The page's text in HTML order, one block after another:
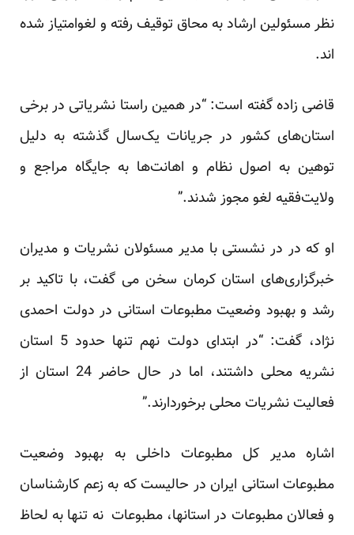
نظر مسئولین ارشاد به محاق توقیف رفته و لغوامتیاز شده
اند.
قاضی زاده گفته است: “در همین راستا نشریاتی در برخی
استان‌های کشور در جریانات یک‌سال گذشته به دلیل
توهین به اصول نظام و اهانت‌ها به جایگاه مراجع و
ولایت‌فقیه لغو مجوز شدند.”
او که در در نشستی با مدیر مسئولان نشریات و مدیران
خبرگزاری‌های استان کرمان سخن می گفت، با تاکید بر
رشد و بهبود وضعیت مطبوعات استانی در دولت احمدی
نژاد، گفت: “در ابتدای دولت نهم تنها حدود 5 استان
نشریه محلی داشتند، اما در حال حاضر 24 استان از
فعالیت نشریات محلی برخوردارند.”
اشاره مدیر کل مطبوعات داخلی به بهبود وضعیت
مطبوعات استانی ایران در حالیست که به زعم کارشناسان
و فعالان مطبوعات در استانها، مطبوعات نه تنها به لحاظ